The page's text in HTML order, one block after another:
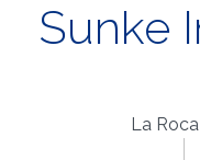
Sunke
La